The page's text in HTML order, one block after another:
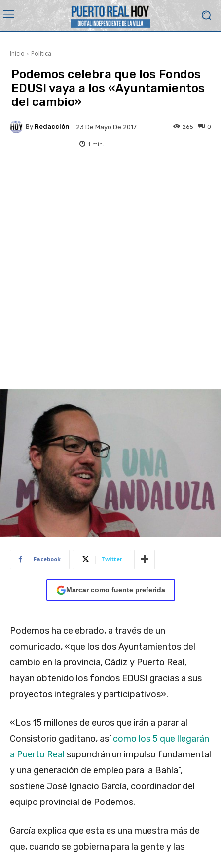
Inicio Política
Podemos celebra que los Fondos
EDUSI vaya a los «Ayuntamientos
del cambio»
By Redacción 23 De Mayo De 2017 0
265
1 min.
Facebook Twitter
Marcar como fuente preferida
Podemos ha celebrado, a través de un
comunicado, «que los dos Ayuntamientos del
cambio en la provincia, Cádiz y Puerto Real,
hayan obtenido los fondos EDUSI gracias a sus
proyectos integrales y participativos».
«Los 15 millones de euros que irán a parar al
Consistorio gaditano, asícomo los 5 que llegarán
a Puerto Real supondrán un impulso fundamental
y una generación de empleo para la Bahía”,
sostiene José Ignacio García, coordinador del
equipo provincial de Podemos.
García explica que esta es una muestra más de
que, cuando se gobierna para la gente y las